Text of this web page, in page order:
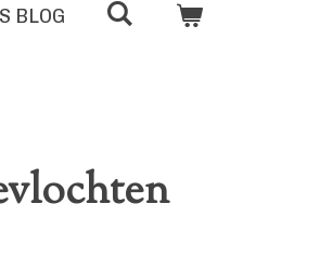
BLOG